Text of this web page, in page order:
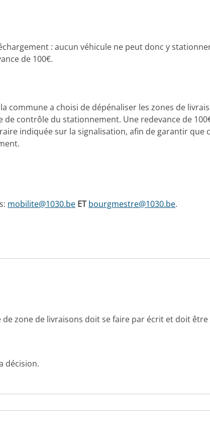
: aucun véhicule ne peut donc y
de 100€.
commune a choisi de dépénaliser les zones de
contrôle du stationnement. Une redevance de
indiquée sur la signalisation, afin de garantir que
mobilite@1030.be ETbourgmestre@1030.be.
zone de livraisons doit se faire par écrit et doit être
décision.